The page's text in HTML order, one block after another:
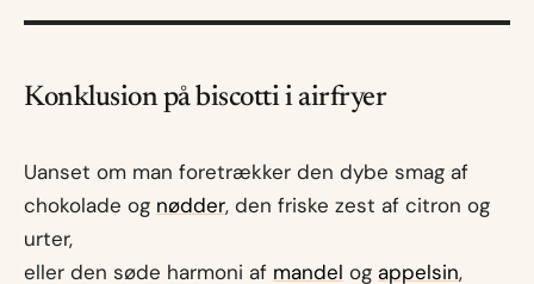
Konklusion på biscotti i airfryer
Uanset om man foretrækker den dybe smag af
chokolade og nødder, den friske zest af citron og
urter,
eller den søde harmoni af mandel og appelsin,